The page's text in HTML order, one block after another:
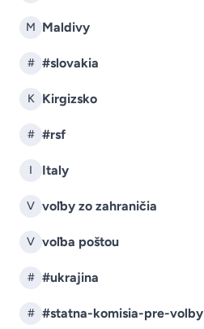
M Maldivy
# #slovakia
K Kirgizsko
# #rsf
I Italy
V voľby zo zahraničia
V voľba poštou
# #ukrajina
# #statna-komisia-pre-volby